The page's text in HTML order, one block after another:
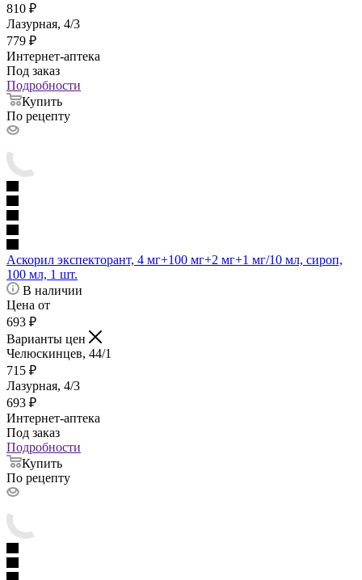
810 ₽
Лазурная, 4/3
779 ₽
Интернет-аптека
Под заказ
Подробности
Купить
По рецепту
Аскорил экспекторант, 4 мг+100 мг+2 мг+1 мг/10 мл, сироп,
100 мл, 1 шт.
В наличии
Цена от
693 ₽
Варианты цен
Челюскинцев, 44/1
715 ₽
Лазурная, 4/3
693 ₽
Интернет-аптека
Под заказ
Подробности
Купить
По рецепту